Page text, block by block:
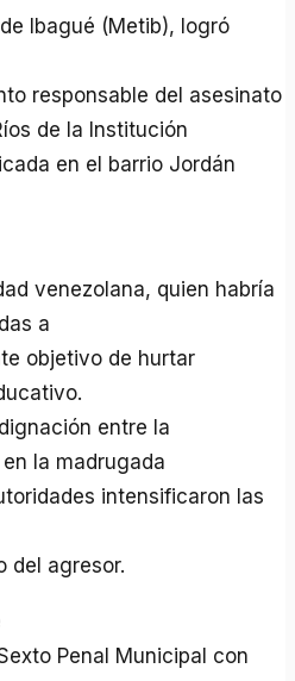
Ibagué (Metib), logró
responsable del asesinato
de la Institución
en el barrio Jordán
venezolana, quien habría
a
objetivo de hurtar
entre la
la madrugada
intensificaron las
del agresor.
Penal Municipal con